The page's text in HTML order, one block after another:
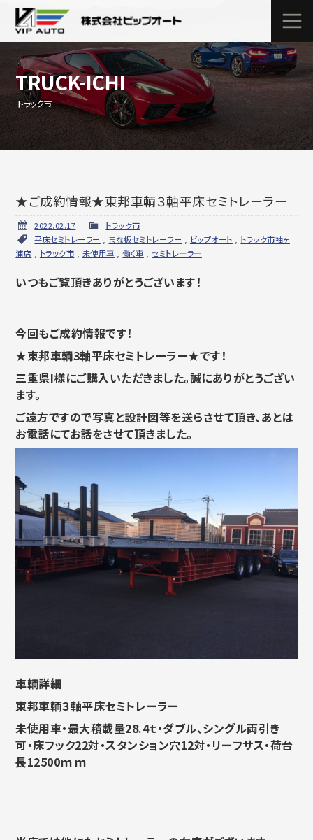
TRUCK-ICHI
トラック市
★ご成約情報★東邦車輌３軸平床セミトレーラー
2022.02.17
トラック市
平床セミトレーラー
まな板セミトレーラー ビップオート
トラック市袖ヶ
浦店
トラック市 未使用車 ,働く車 ,セミトレ―ラ―
いつもご覧頂きありがとうございます！
今回もご成約情報です！
★東邦車輌3軸平床セミトレーラー★です！
三重県I様にご購入いただきました。誠にありがとうござい
ます。
ご遠方ですので写真と設計図等を送らさせて頂き、あとは
お電話にてお話をさせて頂きました。
車輌詳細
東邦車輌３軸平床セミトレーラー
未使用車・最大積載量28.4ｔ・ダブル、シングル両引き
可・床フック22対・スタンション穴12対・リーフサス・荷台
長12500ｍｍ